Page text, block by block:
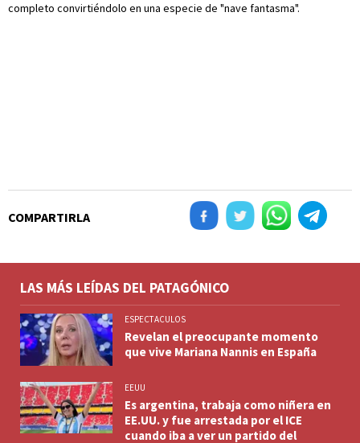
completo convirtiéndolo en una especie de "nave fantasma".
COMPARTIRLA
LAS MÁS LEÍDAS DEL PATAGÓNICO
ESPECTACULOS
Revelan el preocupante momento
que vive Mariana Nannis en España
EEUU
Es argentina, trabaja como niñera en
EE.UU. y fue arrestada por el ICE
cuando iba a ver un partido del